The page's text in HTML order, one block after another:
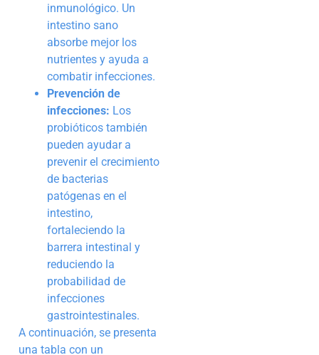
inmunológico. Un
intestino sano
absorbe mejor los
nutrientes y ayuda a
combatir infecciones.
Prevención de
infecciones: Los
probióticos también
pueden ayudar a
prevenir el crecimiento
de bacterias
patógenas en el
intestino,
fortaleciendo la
barrera intestinal y
reduciendo la
probabilidad de
infecciones
gastrointestinales.
A continuación, se presenta
una tabla con un